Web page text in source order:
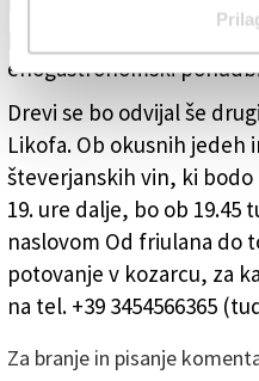
pozno v noč ob lepi
enogastronomski
Drevi se bo odvijal še
Likofa. Ob okusnih jedeh
števerjanskih vin, ki bodo
19. ure dalje, bo ob 19.45
naslovom Od friulana do
potovanje v kozarcu, za
na tel. +39 3454566365
Za branje in pisanje